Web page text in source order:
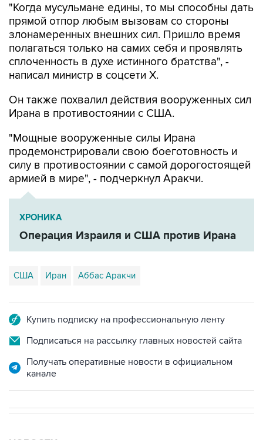
"Когда мусульмане едины, то мы способны дать
прямой отпор любым вызовам со стороны
злонамеренных внешних сил. Пришло время
полагаться только на самих себя и проявлять
сплоченность в духе истинного братства", -
написал министр в соцсети Х.
Он также похвалил действия вооруженных сил
Ирана в противостоянии с США.
"Мощные вооруженные силы Ирана
продемонстрировали свою боеготовность и
силу в противостоянии с самой дорогостоящей
армией в мире", - подчеркнул Аракчи.
ХРОНИКА
Операция Израиля и США против Ирана
США Иран Аббас Аракчи
Купить подписку на профессиональную ленту
Подписаться на рассылку главных новостей сайта
Получать оперативные новости в официальном
канале